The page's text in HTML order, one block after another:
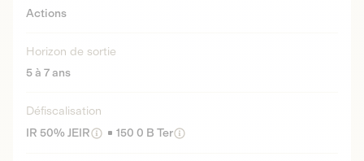
Actions
Horizon de sortie
5 à 7 ans
Défiscalisation
IR 50% JEIR
150 0 B Ter